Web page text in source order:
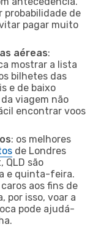
probabilidade de
pagar muito
aéreas:
mostrar a lista
bilhetes das
e de baixo
viagem não
encontrar voos
: os melhores
de Londres
QLD são
e quinta-feira.
aos fins de
por isso, voar a
pode ajudá-